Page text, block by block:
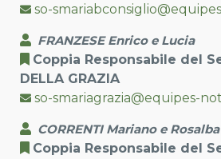
so-
FRANZESE Enrico e Lucia
Coppia Responsabile del
DELLA GRAZIA
so-smariagrazia@equipes-
CORRENTI Mariano e Rosalba
Coppia Responsabile del